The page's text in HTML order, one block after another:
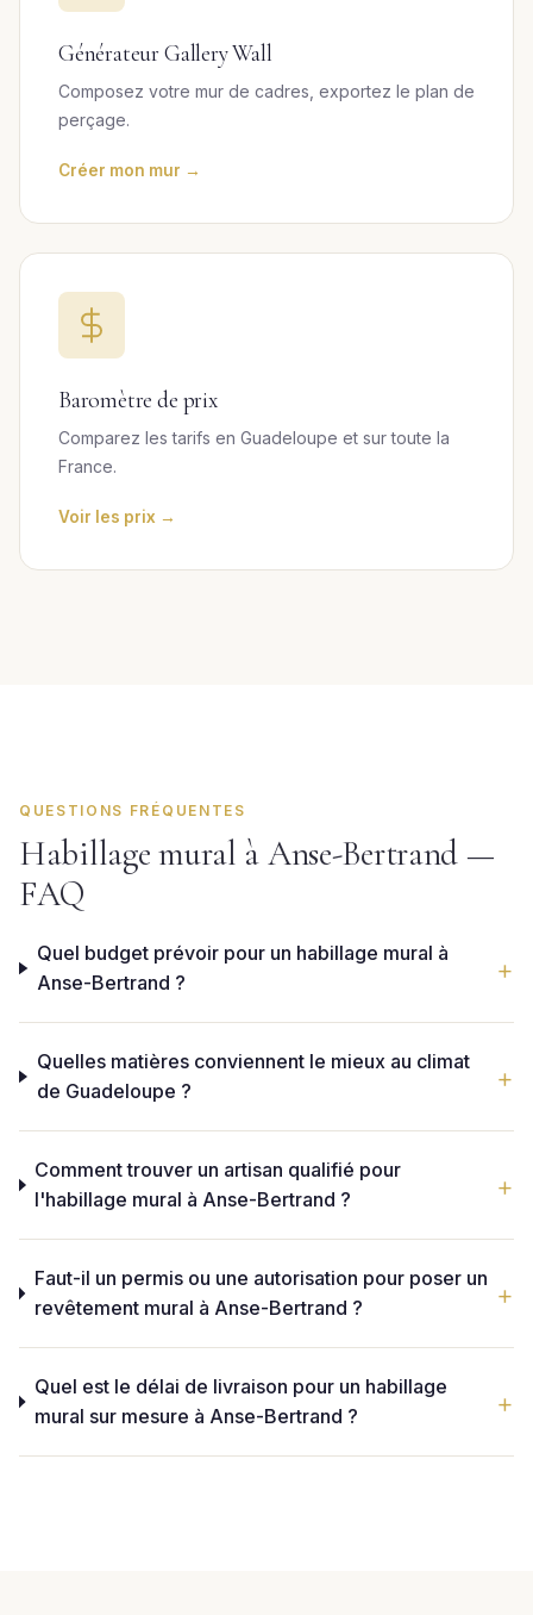
Générateur Gallery Wall
Composez votre mur de cadres, exportez le plan de
perçage.
Créer mon mur →
Baromètre de prix
Comparez les tarifs en Guadeloupe et sur toute la
France.
Voir les prix →
QUESTIONS FRÉQUENTES
Habillage mural à Anse-Bertrand —
FAQ
Quel budget prévoir pour un habillage mural à
Anse-Bertrand ?
Quelles matières conviennent le mieux au climat
de Guadeloupe ?
Comment trouver un artisan qualifié pour
l'habillage mural à Anse-Bertrand ?
Faut-il un permis ou une autorisation pour poser un
revêtement mural à Anse-Bertrand ?
Quel est le délai de livraison pour un habillage
mural sur mesure à Anse-Bertrand ?